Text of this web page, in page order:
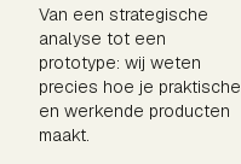
Van een strategische
analyse tot een
prototype: wij weten
precies hoe je praktische
en werkende producten
maakt.